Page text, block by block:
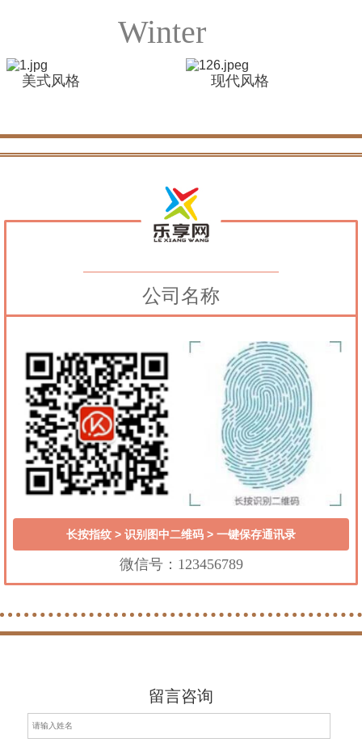
Winter
美式风格 现代风格
公司名称
长按指纹 > 识别图中二维码 > 一键保存通讯录
微信号：123456789
留言咨询